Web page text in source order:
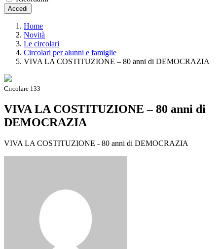
Accedi
Home
Novità
Le circolari
Circolari per alunni e famiglie
VIVA LA COSTITUZIONE – 80 anni di DEMOCRAZIA
Circolare 133
VIVA LA COSTITUZIONE – 80 anni di
DEMOCRAZIA
VIVA LA COSTITUZIONE - 80 anni di DEMOCRAZIA